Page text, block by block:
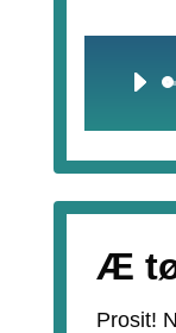
Æ
Prosit!